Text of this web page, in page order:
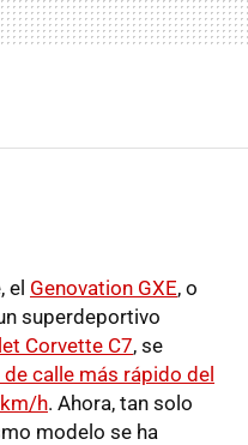
el Genovation GXE, o
superdeportivo
Corvette C7, se
calle más rápido del
h. Ahora, tan solo
modelo se ha